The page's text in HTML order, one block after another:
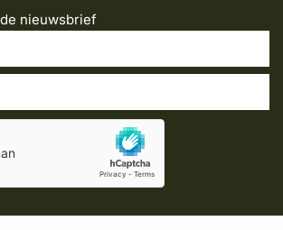
nieuwsbrief